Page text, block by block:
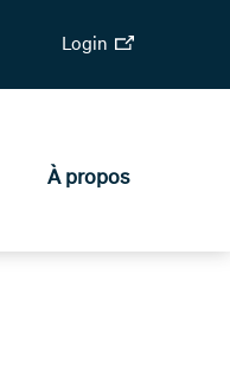
Login
À propos